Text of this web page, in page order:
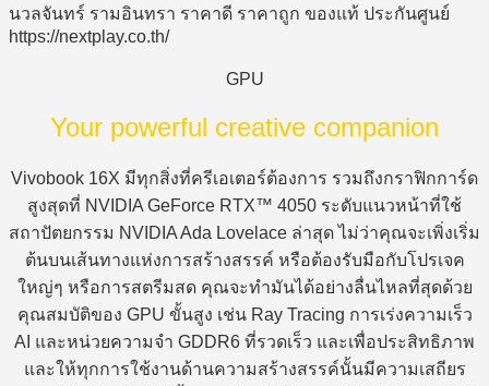
GPU
Your powerful creative companion
Vivobook 16X มีทุกสิ่งที่ครีเอเตอร์ต้องการ รวมถึงกราฟิกการ์ด
สูงสุดที่ NVIDIA GeForce RTX™ 4050 ระดับแนวหน้าที่ใช้
สถาปัตยกรรม NVIDIA Ada Lovelace ล่าสุด ไม่ว่าคุณจะเพิ่งเริ่ม
ต้นบนเส้นทางแห่งการสร้างสรรค์ หรือต้องรับมือกับโปรเจค
ใหญ่ๆ หรือการสตรีมสด คุณจะทำมันได้อย่างลื่นไหลที่สุดด้วย
คุณสมบัติของ GPU ขั้นสูง เช่น Ray Tracing การเร่งความเร็ว
AI และหน่วยความจำ GDDR6 ที่รวดเร็ว และเพื่อประสิทธิภาพ
และให้ทุกการใช้งานด้านความสร้างสรรค์นั้นมีความเสถียร